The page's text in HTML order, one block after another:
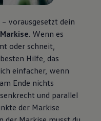
vorausgesetzt dein
Markise. Wenn es
oder schneit,
Hilfe, das
einfacher, wenn
Ende nichts
und parallel
der Markise